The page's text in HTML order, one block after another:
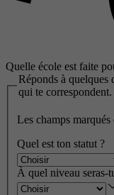
Quelle école est faite
Réponds à quelques
qui te correspondent.
Les champs marqués
Quel est ton statut ?
À quel niveau seras-